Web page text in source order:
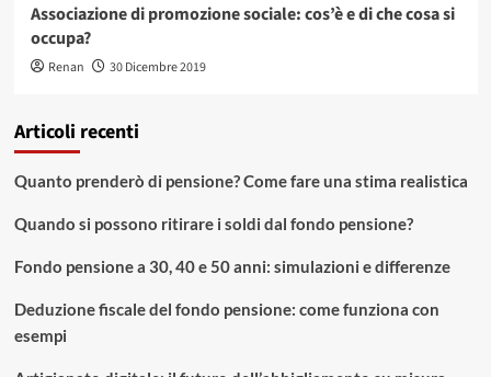
Associazione di promozione sociale: cos’è e di che cosa si
occupa?
Renan 30 Dicembre 2019
Articoli recenti
Quanto prenderò di pensione? Come fare una stima realistica
Quando si possono ritirare i soldi dal fondo pensione?
Fondo pensione a 30, 40 e 50 anni: simulazioni e differenze
Deduzione fiscale del fondo pensione: come funziona con
esempi